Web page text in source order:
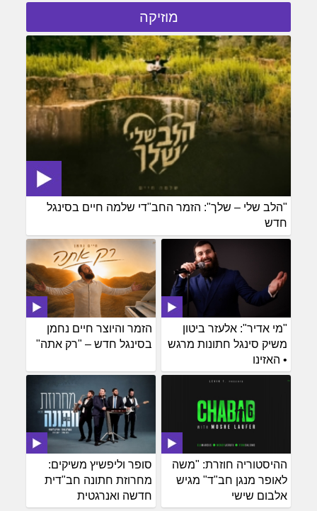
מוזיקה
"הלב שלי – שלך": הזמר החב"די שלמה חיים בסינגל
חדש
הזמר והיוצר חיים נחמן
בסינגל חדש – "רק אתה"
"מי אדיר": אלעזר ביטון
משיק סינגל חתונות מרגש
• האזינו
סופר וליפשיץ משיקים:
מחרוזת חתונה חב"דית
חדשה ואנרגטית
ההיסטוריה חוזרת: "משה
לאופר מנגן חב"ד" מגיש
אלבום שישי